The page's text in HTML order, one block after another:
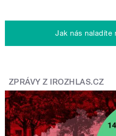
Jak nás naladíte
ZPRÁVY Z IROZHLAS.CZ